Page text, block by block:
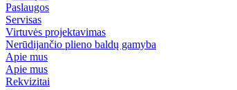
Paslaugos
Servisas
Virtuvės projektavimas
Nerūdijančio plieno baldų gamyba
Apie mus
Apie mus
Rekvizitai